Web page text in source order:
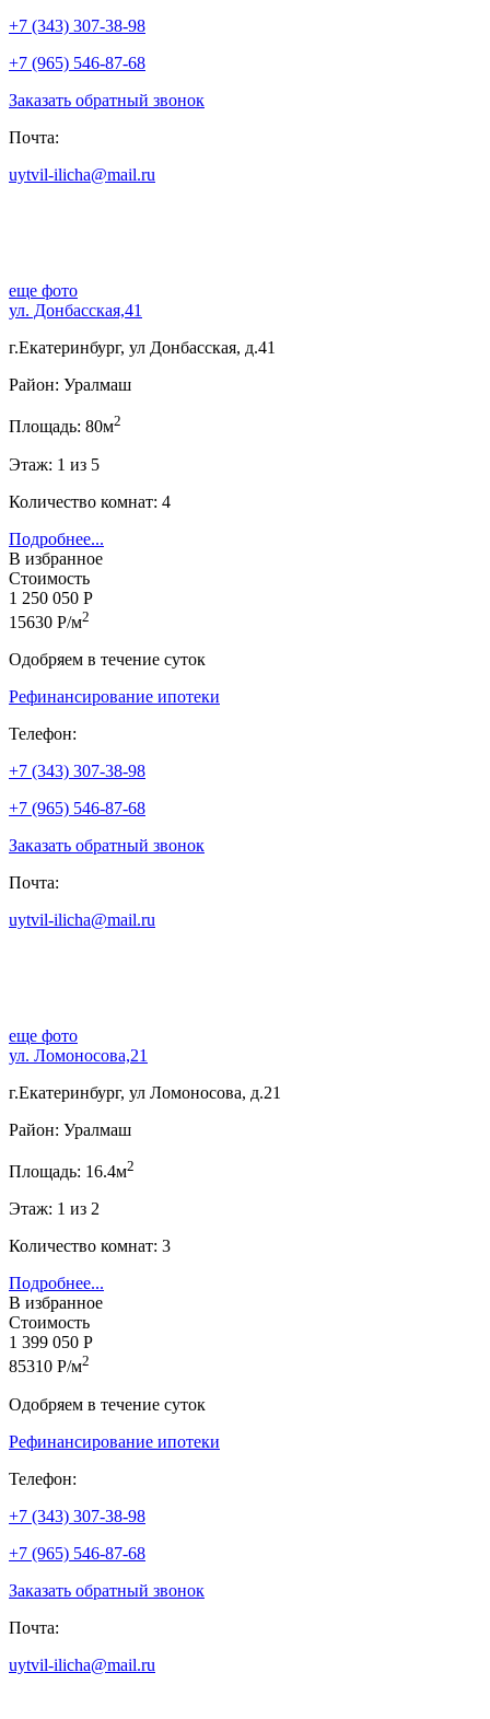
+7 (343) 307-38-98
+7 (965) 546-87-68
Заказать обратный звонок
Почта:
uytvil-ilicha@mail.ru
еще фото
ул. Донбасская,41
г.Екатеринбург, ул Донбасская, д.41
Район: Уралмаш
Площадь: 80м2
Этаж: 1 из 5
Количество комнат: 4
Подробнее...
В избранное
Стоимость
1 250 050 Р
15630 Р/м2
Одобряем в течение суток
Рефинансирование ипотеки
Телефон:
+7 (343) 307-38-98
+7 (965) 546-87-68
Заказать обратный звонок
Почта:
uytvil-ilicha@mail.ru
еще фото
ул. Ломоносова,21
г.Екатеринбург, ул Ломоносова, д.21
Район: Уралмаш
Площадь: 16.4м2
Этаж: 1 из 2
Количество комнат: 3
Подробнее...
В избранное
Стоимость
1 399 050 Р
85310 Р/м2
Одобряем в течение суток
Рефинансирование ипотеки
Телефон:
+7 (343) 307-38-98
+7 (965) 546-87-68
Заказать обратный звонок
Почта:
uytvil-ilicha@mail.ru